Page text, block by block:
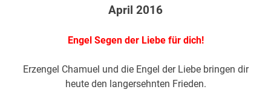
April 2016
Engel Segen der Liebe für dich!
Erzengel Chamuel und die Engel der Liebe bringen dir
heute den langersehnten Frieden.